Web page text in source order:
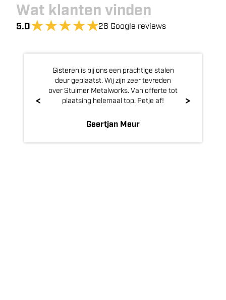
Wat klanten vinden
5.0 26 Google reviews
< >
Gisteren is bij ons een prachtige stalen
deur geplaatst. Wij zijn zeer tevreden
over Stuimer Metalworks. Van offerte tot
plaatsing helemaal top. Petje af!
Geertjan Meur